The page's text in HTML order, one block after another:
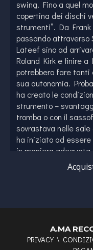
swing. Fino a quel
copertina dei dischi
strumenti”. Da Frank
passando attraverso
Lateef sino ad
Roland Kirk e finire a
potrebbero fare tanti
sua autonomia.
ha creato le
strumento –
tromba o con il
sovrastava nelle
ha iniziato ad
in maniera
Serbia) è una
musicista che è
e una
accorta del suo
il disco della sua
A.MA
PRIVACY \